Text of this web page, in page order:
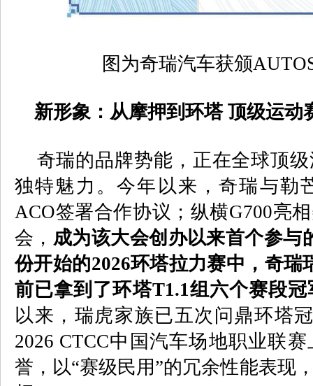
图为奇瑞汽车获颁
新形象：从摩押到环塔 顶级运动
奇瑞的品牌势能，正在全球顶级
独特魅力。今年以来，奇瑞与勒
ACO签署合作协议；纵横G700亮
会， 成为该大会创办以来首个参与
份开始的2026环塔拉力赛中，奇瑞
前已拿到了环塔T1.1组六个赛段冠
以来，瑞虎家族已五次问鼎环塔
2026 CTCC中国汽车场地职业联
誉，以“赛级民用”的冗余性能表现